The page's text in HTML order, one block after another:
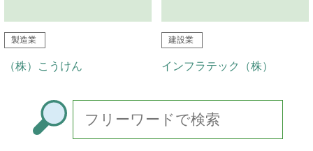
製造業
（株）こうけん
建設業
インフラテック（株）